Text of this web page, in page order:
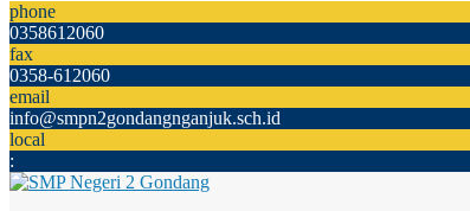
phone
0358612060
fax
0358-612060
email
info@smpn2gondangnganjuk.sch.id
local
: